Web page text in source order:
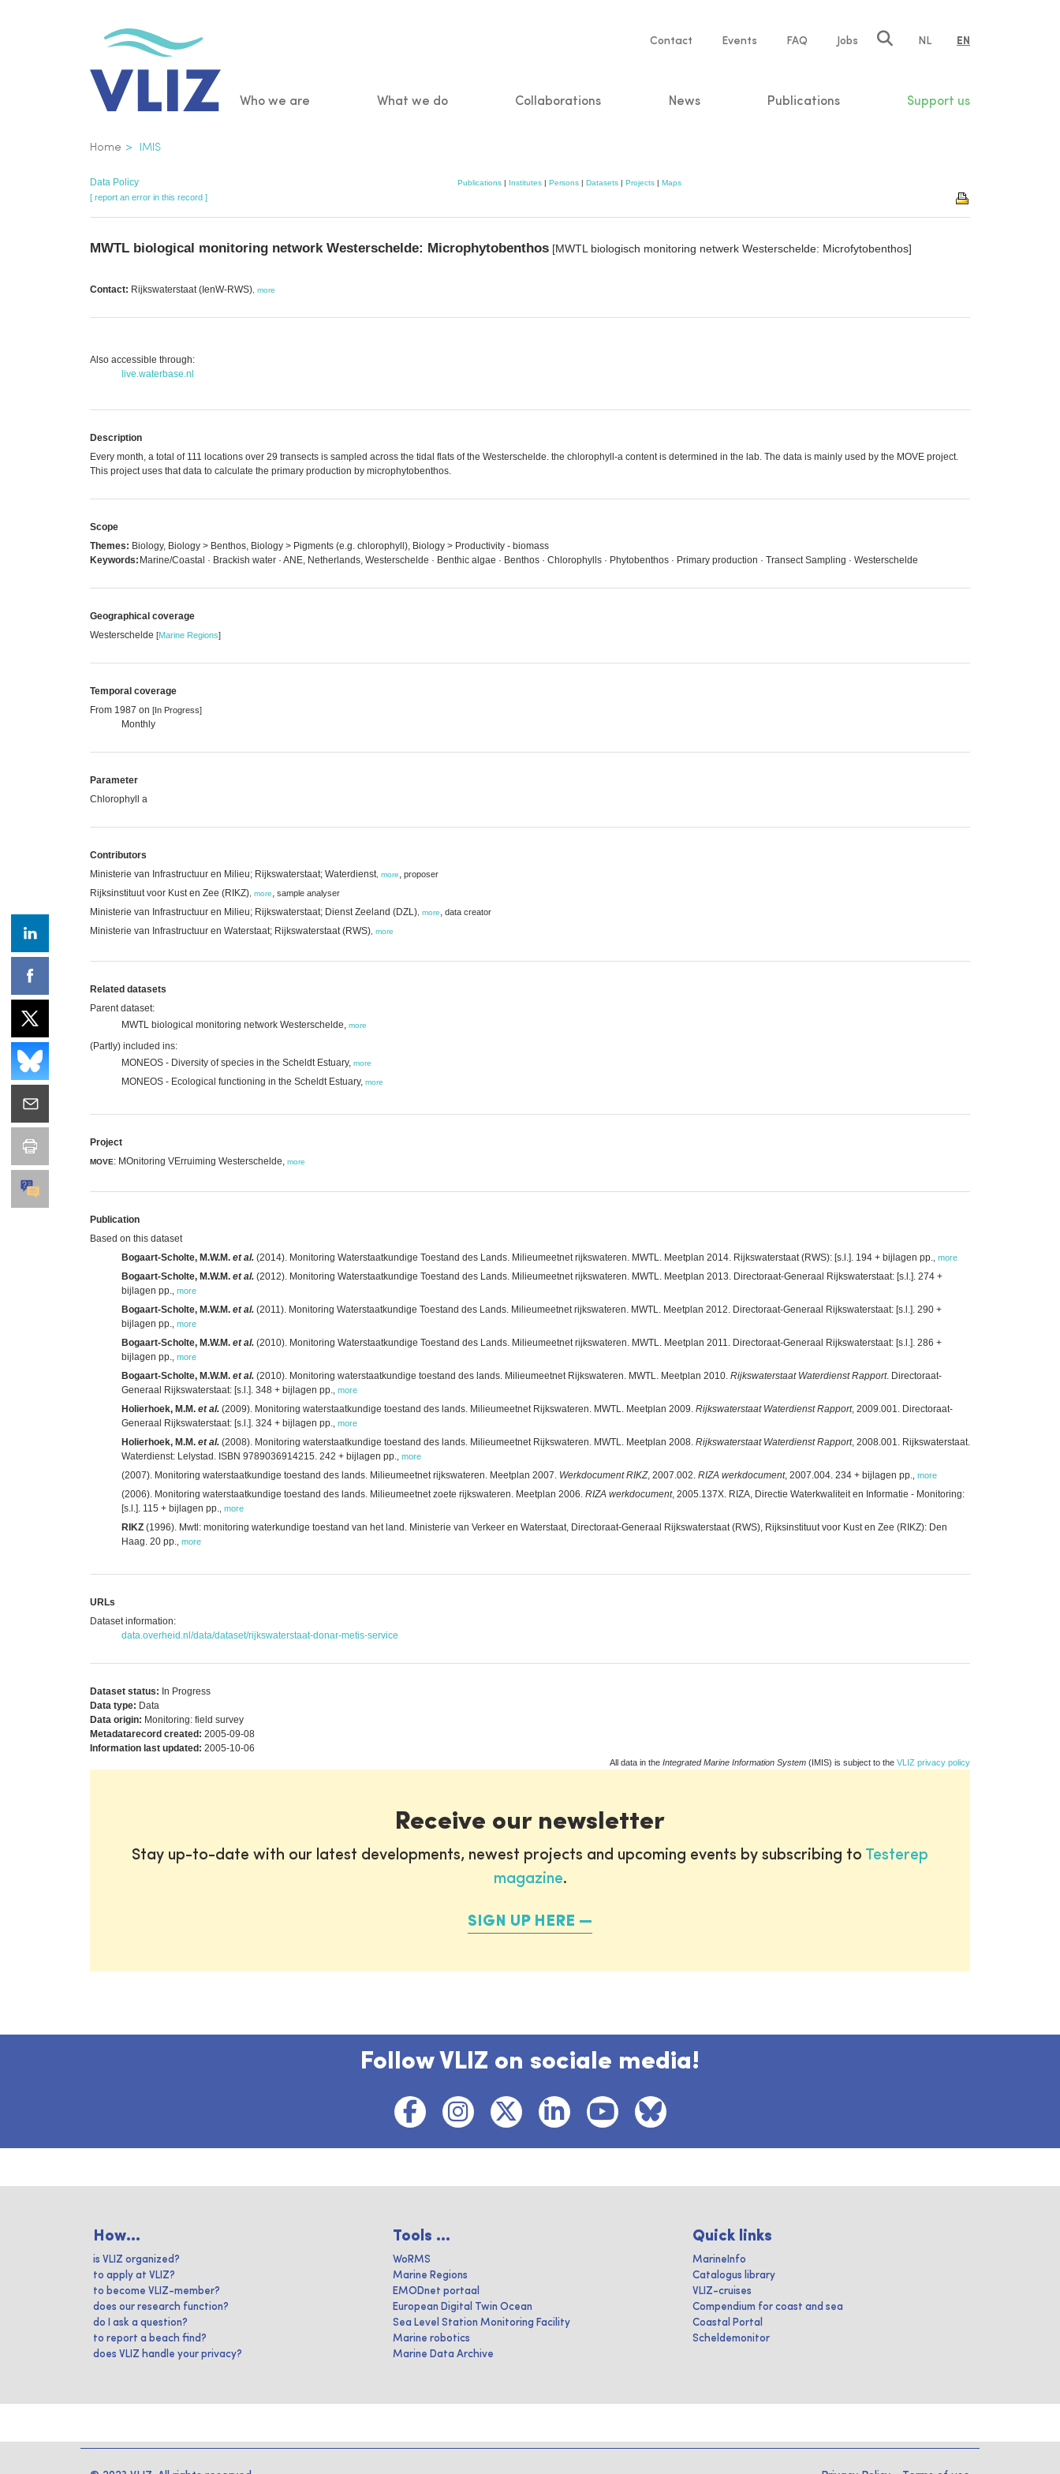
Service
Contact Events FAQ Jobs NL EN
Main
Who we are What we do Collaborations News Publications Support us
Breadcrumb
Home IMIS
Data Policy Publications | Institutes | Persons | Datasets | Projects | Maps
[ report an error in this record ]
MWTL biological monitoring network Westerschelde: Microphytobenthos [MWTL biologisch monitoring netwerk Westerschelde: Microfytobenthos]
Contact: Rijkswaterstaat (IenW-RWS) more
Also accessible through:
live.waterbase.nl
Description
Every month, a total of 111 locations over 29 transects is sampled across the tidal flats of the Westerschelde. the chlorophyll-a content is determined in the lab. The data is mainly used by the MOVE project.
This project uses that data to calculate the primary production by microphytobenthos.
Scope
Themes: Biology, Biology > Benthos, Biology > Pigments (e.g. chlorophyll), Biology > Productivity - biomass
Keywords: Marine/Coastal · Brackish water · ANE, Netherlands, Westerschelde · Benthic algae · Benthos · Chlorophylls · Phytobenthos · Primary production · Transect Sampling · Westerschelde
Geographical coverage
Westerschelde [Marine Regions]
Temporal coverage
From 1987 on [In Progress]
Monthly
Parameter
Chlorophyll a
Contributors
Ministerie van Infrastructuur en Milieu; Rijkswaterstaat; Waterdienst more, proposer
Rijksinstituut voor Kust en Zee (RIKZ) more, sample analyser
Ministerie van Infrastructuur en Milieu; Rijkswaterstaat; Dienst Zeeland (DZL) more, data creator
Ministerie van Infrastructuur en Waterstaat; Rijkswaterstaat (RWS) more
Related datasets
Parent dataset:
MWTL biological monitoring network Westerschelde, more
(Partly) included ins:
MONEOS - Diversity of species in the Scheldt Estuary, more
MONEOS - Ecological functioning in the Scheldt Estuary, more
Project
MOVE: MOnitoring VErruiming Westerschelde, more
Publication
Based on this dataset
Bogaart-Scholte, M.W.M. et al. (2014). Monitoring Waterstaatkundige Toestand des Lands. Milieumeetnet rijkswateren. MWTL. Meetplan 2014. Rijkswaterstaat (RWS): [s.l.]. 194 + bijlagen pp. more
Bogaart-Scholte, M.W.M. et al. (2012). Monitoring Waterstaatkundige Toestand des Lands. Milieumeetnet rijkswateren. MWTL. Meetplan 2013. Directoraat-Generaal Rijkswaterstaat: [s.l.]. 274 +
bijlagen pp. more
Bogaart-Scholte, M.W.M. et al. (2011). Monitoring Waterstaatkundige Toestand des Lands. Milieumeetnet rijkswateren. MWTL. Meetplan 2012. Directoraat-Generaal Rijkswaterstaat: [s.l.]. 290 +
bijlagen pp. more
Bogaart-Scholte, M.W.M. et al. (2010). Monitoring Waterstaatkundige Toestand des Lands. Milieumeetnet rijkswateren. MWTL. Meetplan 2011. Directoraat-Generaal Rijkswaterstaat: [s.l.]. 286 +
bijlagen pp. more
Bogaart-Scholte, M.W.M. et al. (2010). Monitoring waterstaatkundige toestand des lands. Milieumeetnet Rijkswateren. MWTL. Meetplan 2010. Rijkswaterstaat Waterdienst Rapport. Directoraat-
Generaal Rijkswaterstaat: [s.l.]. 348 + bijlagen pp. more
Holierhoek, M.M. et al. (2009). Monitoring waterstaatkundige toestand des lands. Milieumeetnet Rijkswateren. MWTL. Meetplan 2009. Rijkswaterstaat Waterdienst Rapport, 2009.001. Directoraat-
Generaal Rijkswaterstaat: [s.l.]. 324 + bijlagen pp. more
Holierhoek, M.M. et al. (2008). Monitoring waterstaatkundige toestand des lands. Milieumeetnet Rijkswateren. MWTL. Meetplan 2008. Rijkswaterstaat Waterdienst Rapport, 2008.001. Rijkswaterstaat.
Waterdienst: Lelystad. ISBN 9789036914215. 242 + bijlagen pp. more
(2007). Monitoring waterstaatkundige toestand des lands. Milieumeetnet rijkswateren. Meetplan 2007. Werkdocument RIKZ, 2007.002. RIZA werkdocument, 2007.004. 234 + bijlagen pp. more
(2006). Monitoring waterstaatkundige toestand des lands. Milieumeetnet zoete rijkswateren. Meetplan 2006. RIZA werkdocument, 2005.137X. RIZA, Directie Waterkwaliteit en Informatie - Monitoring:
[s.l.]. 115 + bijlagen pp. more
RIKZ (1996). Mwtl: monitoring waterkundige toestand van het land. Ministerie van Verkeer en Waterstaat, Directoraat-Generaal Rijkswaterstaat (RWS), Rijksinstituut voor Kust en Zee (RIKZ): Den
Haag. 20 pp. more
URLs
Dataset information:
data.overheid.nl/data/dataset/rijkswaterstaat-donar-metis-service
Dataset status: In Progress
Data type: Data
Data origin: Monitoring: field survey
Metadatarecord created: 2005-09-08
Information last updated: 2005-10-06
All data in the Integrated Marine Information System (IMIS) is subject to the VLIZ privacy policy
Receive our newsletter
Stay up-to-date with our latest developments, newest projects and upcoming events by subscribing to Testerep
magazine.
SIGN UP HERE
Follow VLIZ on sociale media!
How...
is VLIZ organized?
to apply at VLIZ?
to become VLIZ-member?
does our research function?
do I ask a question?
to report a beach find?
does VLIZ handle your privacy?
Tools ...
WoRMS
Marine Regions
EMODnet portaal
European Digital Twin Ocean
Sea Level Station Monitoring Facility
Marine robotics
Marine Data Archive
Quick links
MarineInfo
Catalogus library
VLIZ-cruises
Compendium for coast and sea
Coastal Portal
Scheldemonitor